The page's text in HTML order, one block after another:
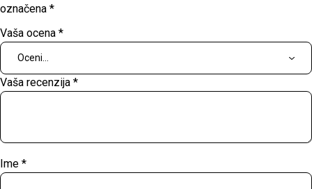
označena *
Vaša ocena *
Vaša recenzija *
Ime *